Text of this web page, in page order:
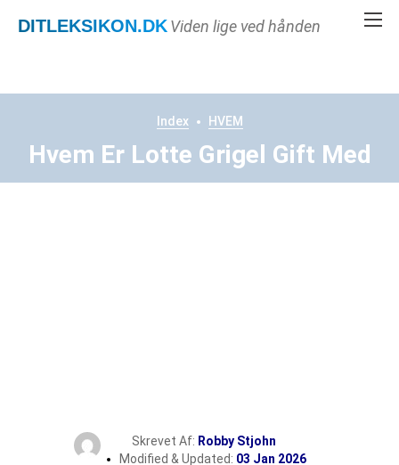
DITLEKSIKON.DKViden lige ved hånden
Index HVEM
Hvem Er Lotte Grigel Gift Med
Skrevet Af: Robby Stjohn
Modified & Updated: 03 Jan 2026